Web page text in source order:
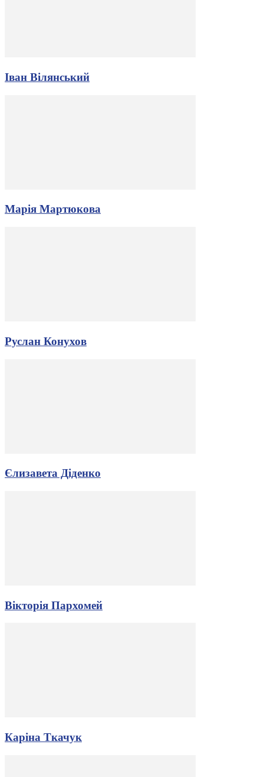
Іван Вілянський
Марія Мартюкова
Руслан Конухов
Єлизавета Діденко
Вікторія Пархомей
Каріна Ткачук